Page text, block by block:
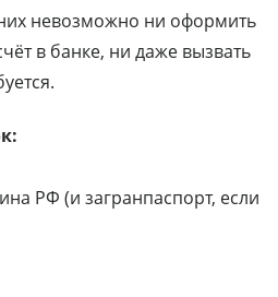
невозможно ни оформить
в банке, ни даже вызвать
РФ (и загранпаспорт, если